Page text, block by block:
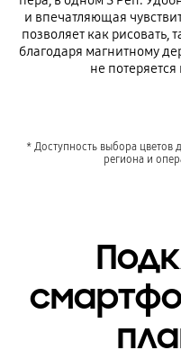
и впечатляющая
позволяет как рисовать,
благодаря магнитному
не потеряется
* Доступность выбора цветов
региона и